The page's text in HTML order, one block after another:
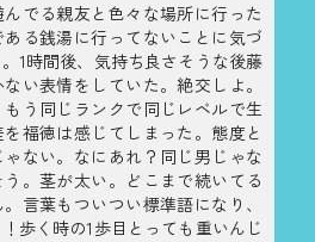
でる親友と色々な場所に行った
る銭湯に行ってないことに気づ
1時間後、気持ち良さそうな後藤
い表情をしていた。絶交しよ。
う同じランクで同じレベルで生
福徳は感じてしまった。態度と
ない。なにあれ？同じ男じゃな
。茎が太い。どこまで続いてる
言葉もついつい標準語になり、
歩く時の1歩目とっても重いんじ